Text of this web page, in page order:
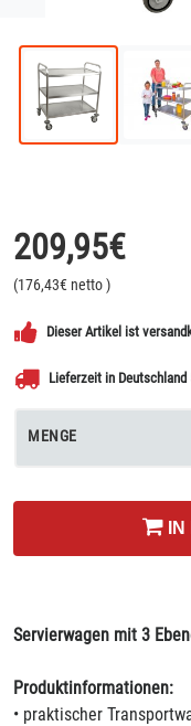
209,95€
(176,43€ netto)
Dieser Artikel ist
Lieferzeit in Deutschland
MENGE
IN
Servierwagen mit 3
Produktinformationen:
• praktischer